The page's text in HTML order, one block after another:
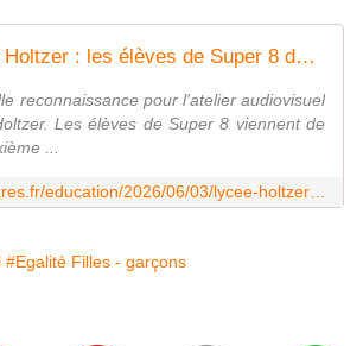
Firminy. Lycée Holtzer : les élèves de Super 8 décrochent le 2e prix du concours " Buzzons contre le sexisme "
reconnaissance pour l'atelier audiovisuel
Les élèves de Super 8 viennent de
...
#Egalité Filles - garçons